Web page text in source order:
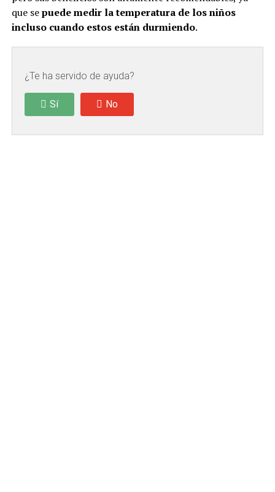
que sepuede medir la temperatura de los niños
incluso cuando estos están durmiendo.
¿Te ha servido de ayuda?
Sí No